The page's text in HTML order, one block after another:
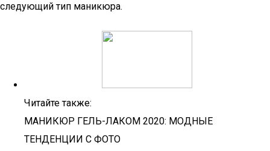
следующий тип маникюра.
Читайте также:
МАНИКЮР ГЕЛЬ-ЛАКОМ 2020: МОДНЫЕ
ТЕНДЕНЦИИ С ФОТО